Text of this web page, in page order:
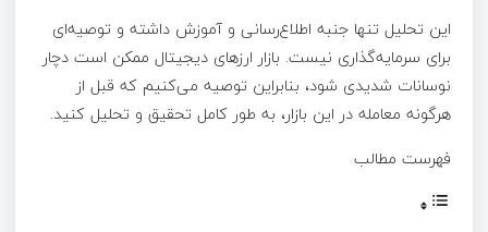
این تحلیل تنها جنبه اطلاع‌رسانی و آموزش داشته و توصیه‌ای
برای سرمایه‌گذاری نیست. بازار ارزهای دیجیتال ممکن است دچار
نوسانات شدیدی شود، بنابراین توصیه می‌کنیم که قبل از
هرگونه معامله در این بازار، به طور کامل تحقیق و تحلیل کنید.
فهرست مطالب